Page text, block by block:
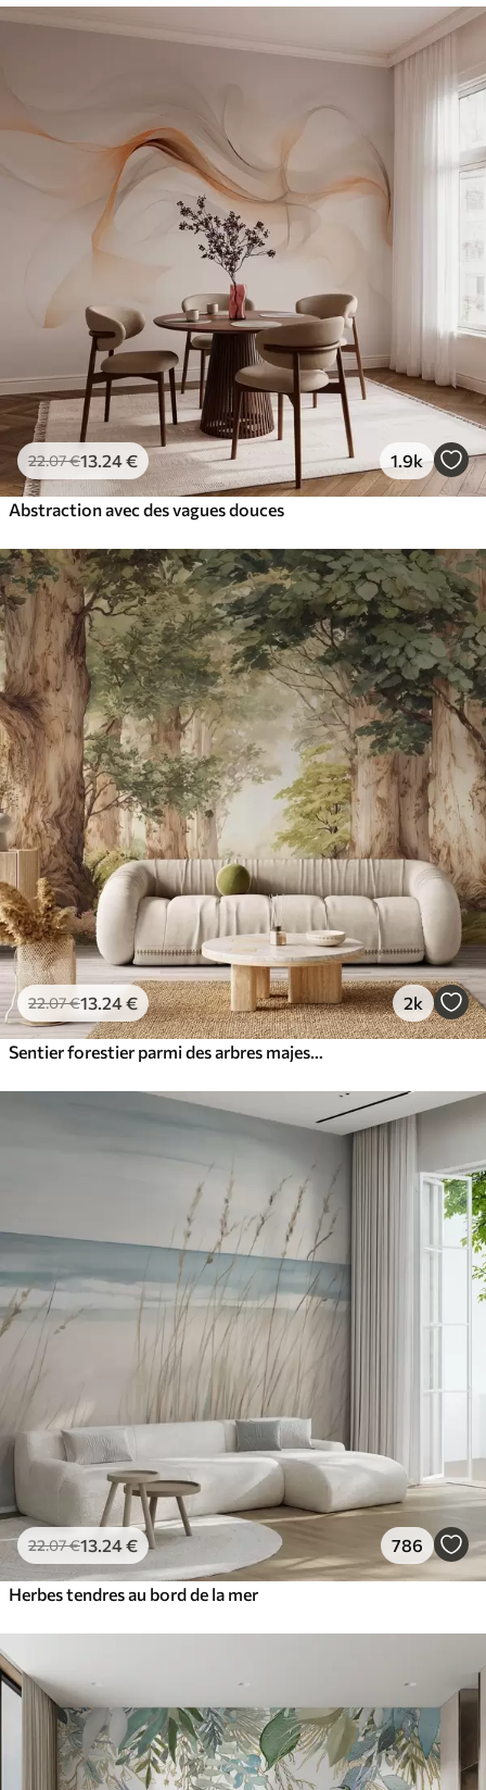
22.07€13 .24€ 1.9k
Abstraction avec des vagues douces
22.07€13 .24€ 2k
22.07€13 .24€ 786
Herbes tendres au bord de la mer